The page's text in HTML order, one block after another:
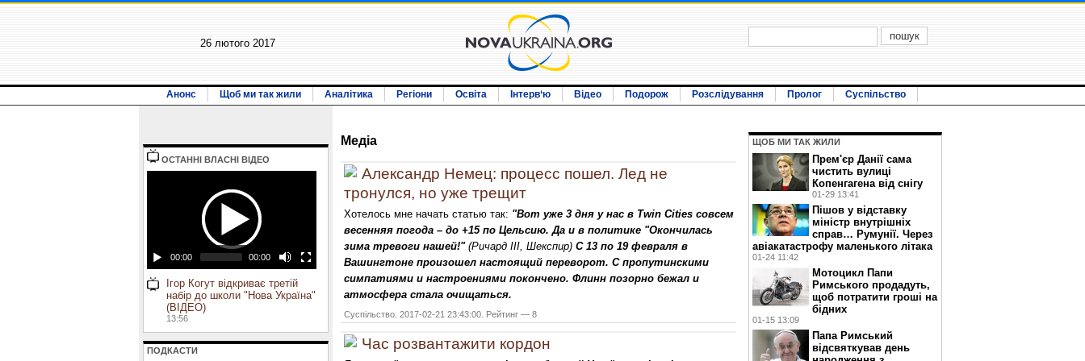
26 лютого 2017
Анонс Щоб ми так жили Аналітика Регіони Освіта Інтерв‘ю Відео Подорож Розслідування Пролог Суспільство
ОСТАННI ВЛАСНI ВIДЕО
00:00 00:00
Ігор Когут відкриває третій
набір до школи "Нова Україна"
(ВІДЕО)
13:56
ПОДКАСТИ
Медiа
Александр Немец: процесс пошел. Лед не
тронулся, но уже трещит
Хотелось мне начать статью так: "Вот уже 3 дня у нас в Twin Cities совсем
весенняя погода – до +15 по Цельсию. Да и в политике "Окончилась
зима тревоги нашей!"(Ричард III, Шекспир) С 13 по 19 февраля в
Вашингтоне произошел настоящий переворот. С пропутинскими
симпатиями и настроениями покончено. Флинн позорно бежал и
атмосфера стала очищаться.
Суспільство. 2017-02-21 23:43:00. Рейтинг — 8
Час розвантажити кордон
ЩОБ МИ ТАК ЖИЛИ
Прем'єр Данії сама
чистить вулиці
Копенгагена від снігу
01-29 13:41
Пішов у відставку
міністр внутрішніх
справ… Румунії. Через
авіакатастрофу маленького літака
01-24 11:42
Мотоцикл Папи
Римського продадуть,
щоб потратити гроші на
бідних
01-15 13:09
Папа Римський
відсвяткував день